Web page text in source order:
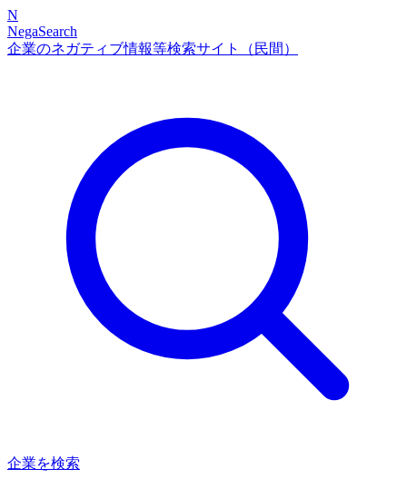
N
NegaSearch
企業のネガティブ情報等検索サイト（民間）
企業を検索